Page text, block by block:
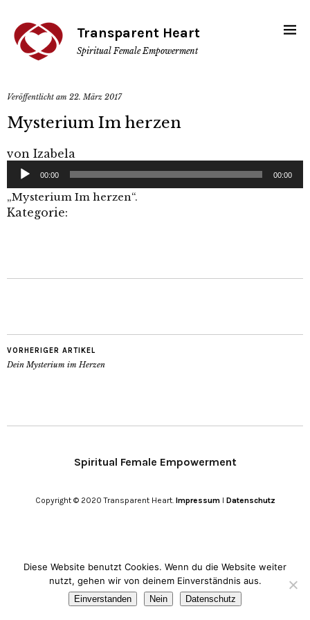
Transparent Heart
Spiritual Female Empowerment
Veröffentlicht am 22. März 2017
Mysterium Im herzen
von Izabela
Audio-
Player00:00 00:00
„Mysterium Im herzen“.
Kategorie:
VORHERIGER ARTIKEL
Dein Mysterium im Herzen
Spiritual Female Empowerment
Copyright © 2020 Transparent Heart. ImpressumI Datenschutz
Diese Website benutzt Cookies. Wenn du die Website weiter
nutzt, gehen wir von deinem Einverständnis aus.
Einverstanden Nein Datenschutz